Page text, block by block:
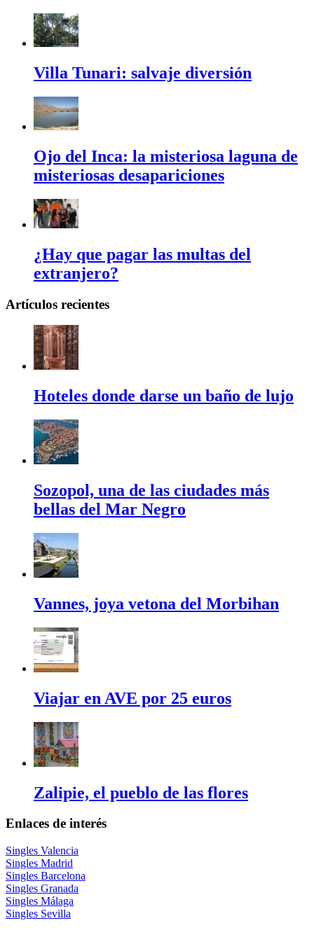
Villa Tunari: salvaje diversión
Ojo del Inca: la misteriosa laguna de
misteriosas desapariciones
¿Hay que pagar las multas del
extranjero?
Artículos recientes
Hoteles donde darse un baño de lujo
Sozopol, una de las ciudades más
bellas del Mar Negro
Vannes, joya vetona del Morbihan
Viajar en AVE por 25 euros
Zalipie, el pueblo de las flores
Enlaces de interés
Singles Valencia
Singles Madrid
Singles Barcelona
Singles Granada
Singles Málaga
Singles Sevilla